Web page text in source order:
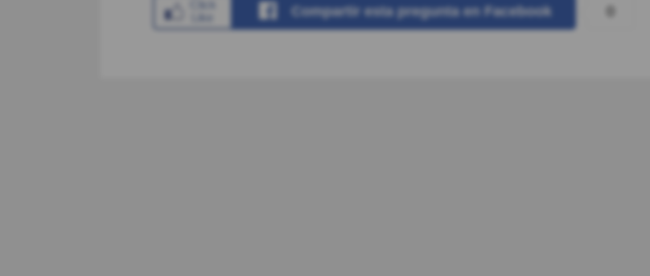
Compartir esta pregunta en Facebook